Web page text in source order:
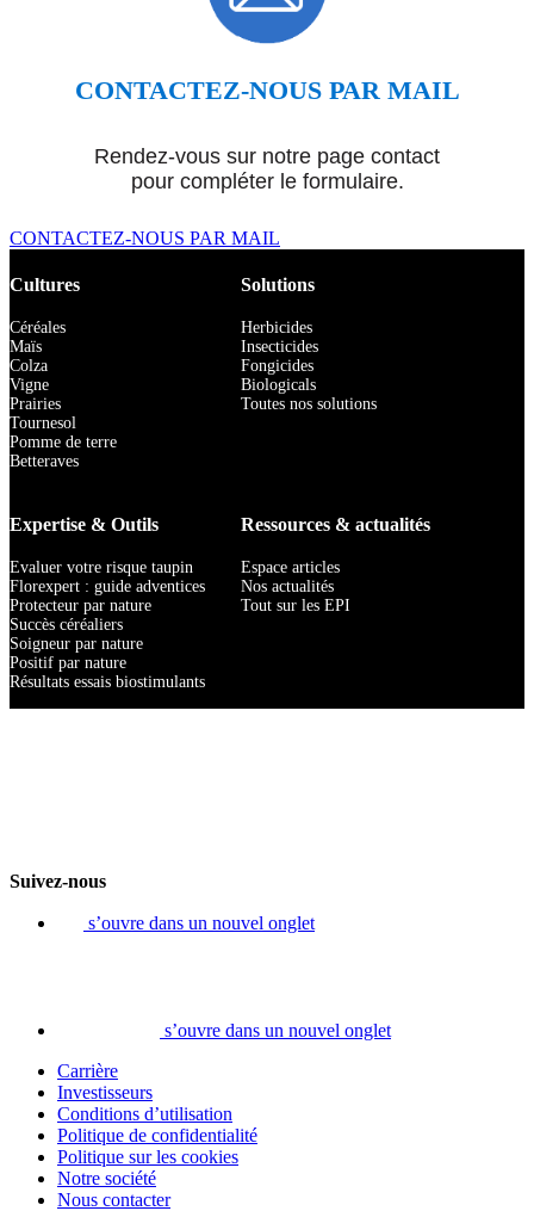
CONTACTEZ-NOUS PAR MAIL
Rendez-vous sur notre page contact
pour compléter le formulaire.
CONTACTEZ-NOUS PAR MAIL
Cultures
Céréales
Maïs
Colza
Vigne
Prairies
Tournesol
Pomme de terre
Betteraves
Solutions
Herbicides
Insecticides
Fongicides
Biologicals
Toutes nos solutions
Expertise & Outils
Evaluer votre risque taupin
Florexpert : guide adventices
Protecteur par nature
Succès céréaliers
Soigneur par nature
Positif par nature
Résultats essais biostimulants
Ressources & actualités
Espace articles
Nos actualités
Tout sur les EPI
Suivez-nous
s’ouvre dans un nouvel onglet
s’ouvre dans un nouvel onglet
Carrière
Investisseurs
Conditions d’utilisation
Politique de confidentialité
Politique sur les cookies
Notre société
Nous contacter